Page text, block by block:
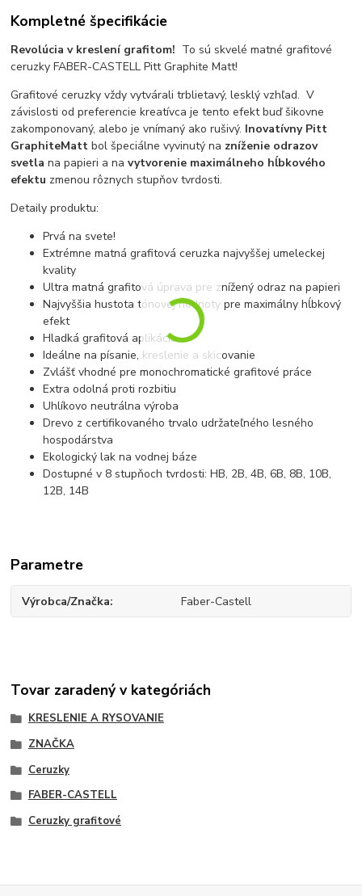
Kompletné špecifikácie
Revolúcia v kreslení grafitom! To sú skvelé matné grafitové
ceruzky FABER-CASTELL Pitt Graphite Matt!
Grafitové ceruzky vždy vytvárali trblietavý, lesklý vzhľad. V
závislosti od preferencie kreatívca je tento efekt buď šikovne
zakomponovaný, alebo je vnímaný ako rušivý. Inovatívny Pitt
GraphiteMatt bol špeciálne vyvinutý na zníženie odrazov
svetla na papieri a navytvorenie maximálneho hĺbkového
efektu zmenou rôznych stupňov tvrdosti.
Detaily produktu:
Prvá na svete!
Extrémne matná grafitová ceruzka najvyššej umeleckej
kvality
Ultra matná grafitová úprava pre znížený odraz na papieri
Najvyššia hustota tónovej hodnoty pre maximálny hĺbkový
efekt
Hladká grafitová aplikácia
Ideálne na písanie, kreslenie a skicovanie
Zvlášť vhodné pre monochromatické grafitové práce
Extra odolná proti rozbitiu
Uhlíkovo neutrálna výroba
Drevo z certifikovaného trvalo udržateľného lesného
hospodárstva
Ekologický lak na vodnej báze
Dostupné v 8 stupňoch tvrdosti: HB, 2B, 4B, 6B, 8B, 10B,
12B, 14B
Parametre
Výrobca/Značka Faber-Castell
Tovar zaradený v kategóriách
KRESLENIE A RYSOVANIE
ZNAČKA
Ceruzky
FABER-CASTELL
Ceruzky grafitové